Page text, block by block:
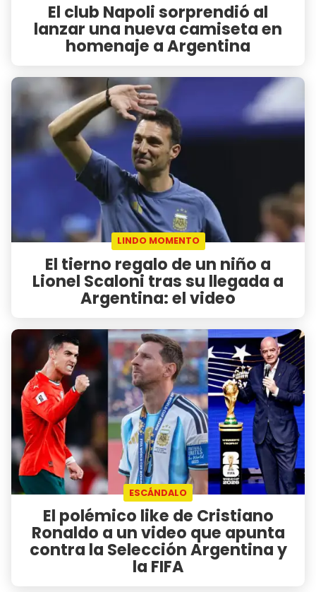
El club Napoli sorprendió al
lanzar una nueva camiseta en
homenaje a Argentina
LINDO MOMENTO
El tierno regalo de un niño a
Lionel Scaloni tras su llegada a
Argentina: el video
ESCÁNDALO
El polémico like de Cristiano
Ronaldo a un video que apunta
contra la Selección Argentina y
la FIFA